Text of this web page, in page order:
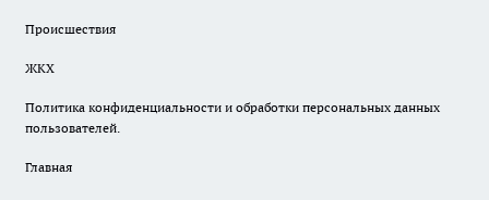
Происшествия
ЖКХ
Политика конфиденциальности и обработки персональных данных
пользователей.
Главная